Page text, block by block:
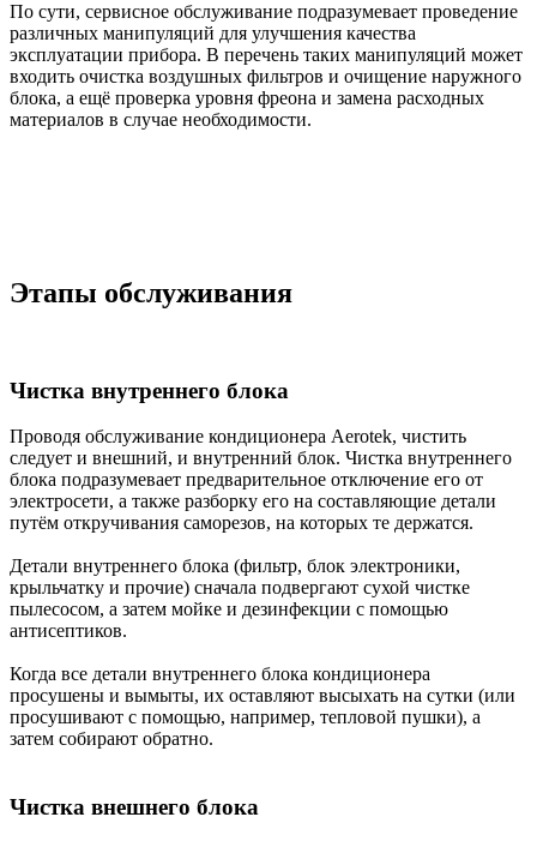
По сути, сервисное обслуживание подразумевает проведение
различных манипуляций для улучшения качества
эксплуатации прибора. В перечень таких манипуляций может
входить очистка воздушных фильтров и очищение наружного
блока, а ещё проверка уровня фреона и замена расходных
материалов в случае необходимости.
Этапы обслуживания
Чистка внутреннего блока
Проводя обслуживание кондиционера Aerotek, чистить
следует и внешний, и внутренний блок. Чистка внутреннего
блока подразумевает предварительное отключение его от
электросети, а также разборку его на составляющие детали
путём откручивания саморезов, на которых те держатся.
Детали внутреннего блока (фильтр, блок электроники,
крыльчатку и прочие) сначала подвергают сухой чистке
пылесосом, а затем мойке и дезинфекции с помощью
антисептиков.
Когда все детали внутреннего блока кондиционера
просушены и вымыты, их оставляют высыхать на сутки (или
просушивают с помощью, например, тепловой пушки), а
затем собирают обратно.
Чистка внешнего блока